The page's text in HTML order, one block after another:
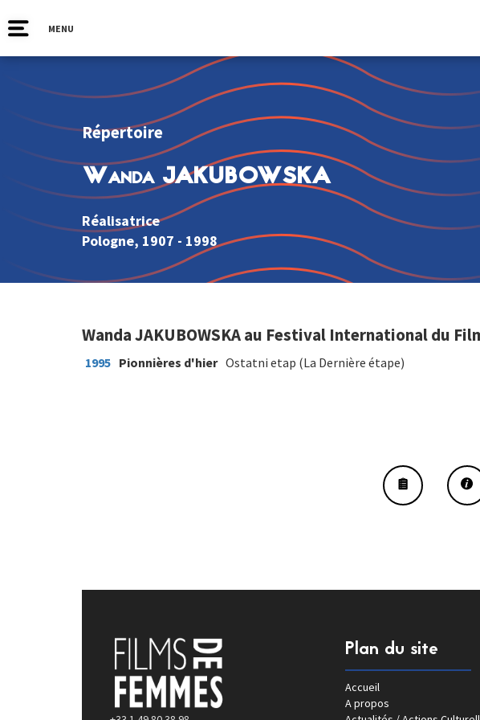
MENU
Répertoire
Wanda JAKUBOWSKA
Réalisatrice
Pologne, 1907 - 1998
Wanda JAKUBOWSKA au Festival International du
1995 Pionnières d'hier Ostatni etap (La Dernière étape)
Plan du site
Accueil
A propos